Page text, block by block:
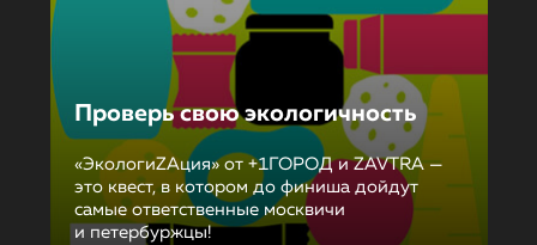
Проверь свою экологичность
«ЭкологиZAция» от +1ГОРОД и ZAVTRA —
это квест, в котором до финиша дойдут
самые ответственные москвичи
и петербуржцы!